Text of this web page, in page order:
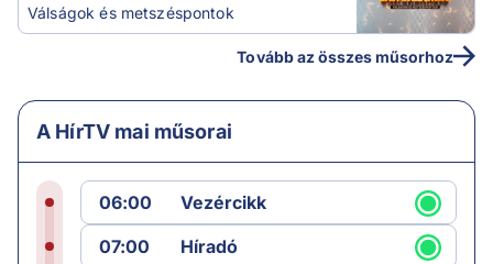
Válságok és metszéspontok
Tovább az összes műsorhoz
A HírTV mai műsorai
06:00
Vezércikk
07:00
Híradó